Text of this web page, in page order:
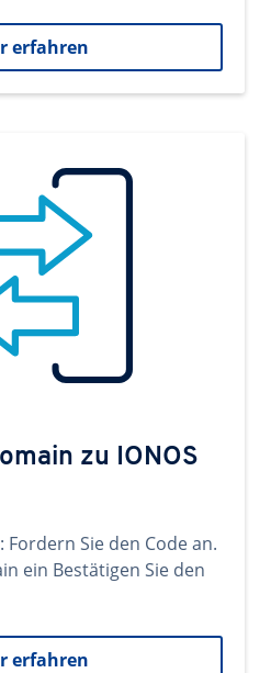
erfahren
zu IONOS
Sie den Code an.
ein Bestätigen Sie den
erfahren